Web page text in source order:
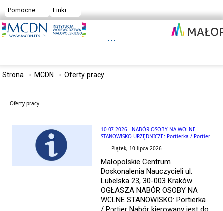
Pomocne Linki
Strona MCDN Oferty pracy
Oferty pracy
10-07-2026 - NABÓR OSOBY NA WOLNE
STANOWISKO URZĘDNICZE: Portierka / Portier
Piątek, 10 lipca 2026
Małopolskie Centrum
Doskonalenia Nauczycieli ul.
Lubelska 23, 30-003 Kraków
OGŁASZA NABÓR OSOBY NA
WOLNE STANOWISKO: Portierka
/ Portier Nabór kierowany jest do